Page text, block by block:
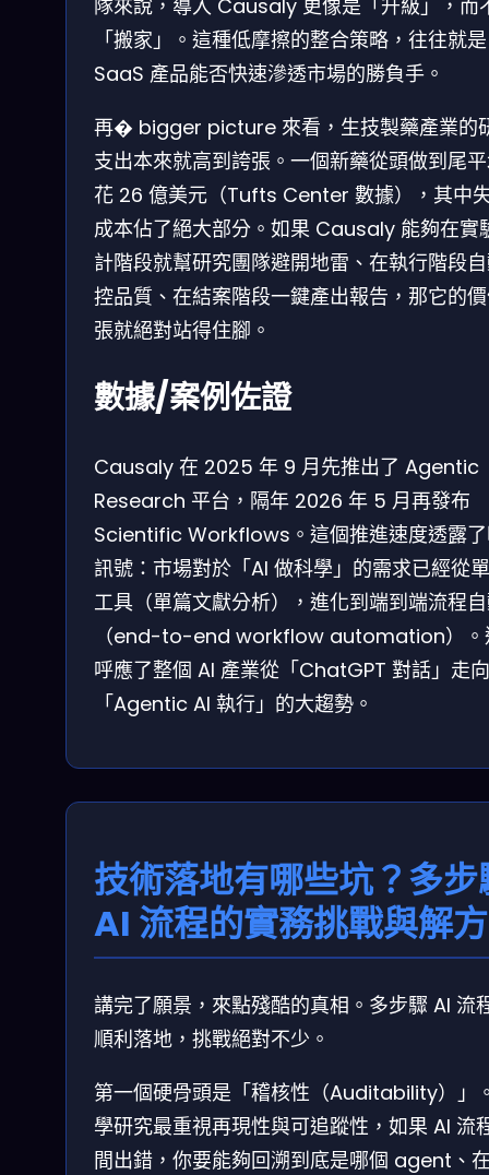
隊來說，導入 Causaly 更像是「升級」，而
「搬家」。這種低摩擦的整合策略，往往就是
SaaS 產品能否快速滲透市場的勝負手。
再� bigger picture 來看，生技製藥產業的
支出本來就高到誇張。一個新藥從頭做到尾
花 26 億美元（Tufts Center 數據），其中
成本佔了絕大部分。如果 Causaly 能夠在實
計階段就幫研究團隊避開地雷、在執行階段
控品質、在結案階段一鍵產出報告，那它的
張就絕對站得住腳。
數據/案例佐證
Causaly 在 2025 年 9 月先推出了 Agentic
Research 平台，隔年 2026 年 5 月再發布
Scientific Workflows。這個推進速度透露
訊號：市場對於「AI 做科學」的需求已經從
工具（單篇文獻分析），進化到端到端流程
（end-to-end workflow automation）。
呼應了整個 AI 產業從「ChatGPT 對話」走向
「Agentic AI 執行」的大趨勢。
技術落地有哪些坑？多步
AI 流程的實務挑戰與解方
講完了願景，來點殘酷的真相。多步驟 AI 流
順利落地，挑戰絕對不少。
第一個硬骨頭是「稽核性（Auditability）」
學研究最重視再現性與可追蹤性，如果 AI 流
間出錯，你要能夠回溯到底是哪個 agent、